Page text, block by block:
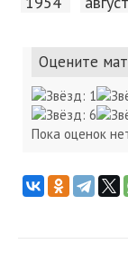
Оцените
Пока оценок